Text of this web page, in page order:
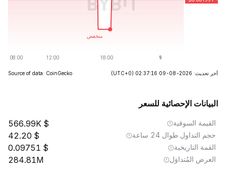
آخر تحديث: 2026-08-09 02:37:16 (UTC+0)
Source of data: CoinGecko
البيانات الإحصائية للسعر
القيمة السوقية 566.99K
حجم التداول طوال 24 ساعة 42.20
القمة التاريخية 0.09751
العرض المُتداوَل 284.81M